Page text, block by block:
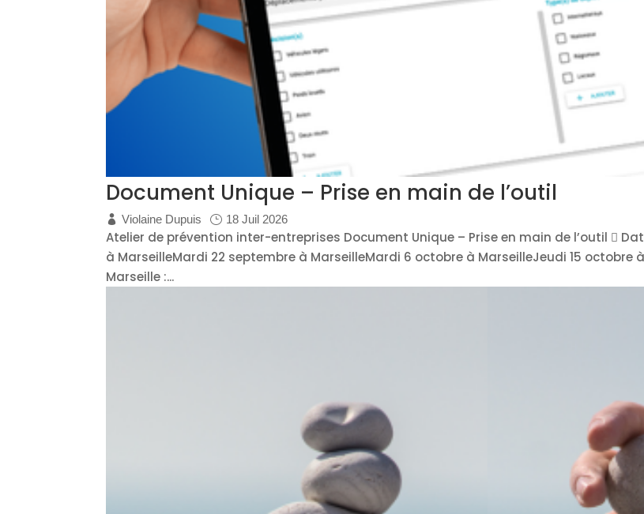
Document Unique – Prise en main de l’outil
Violaine Dupuis 18 Juil 2026
Atelier de prévention inter-entreprises Document Unique – Prise en main de l’outil 
à MarseilleMardi 22 septembre à MarseilleMardi 6 octobre à MarseilleJeudi 15 octobre
Marseille :...